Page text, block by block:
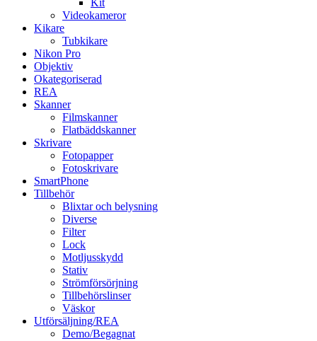
Kit
Videokameror
Kikare
Tubkikare
Nikon Pro
Objektiv
Okategoriserad
REA
Skanner
Filmskanner
Flatbäddskanner
Skrivare
Fotopapper
Fotoskrivare
SmartPhone
Tillbehör
Blixtar och belysning
Diverse
Filter
Lock
Motljusskydd
Stativ
Strömförsörjning
Tillbehörslinser
Väskor
Utförsäljning/REA
Demo/Begagnat